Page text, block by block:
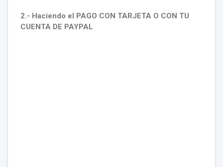
2.- Haciendo el PAGO CON TARJETA O CON TU
CUENTA DE PAYPAL